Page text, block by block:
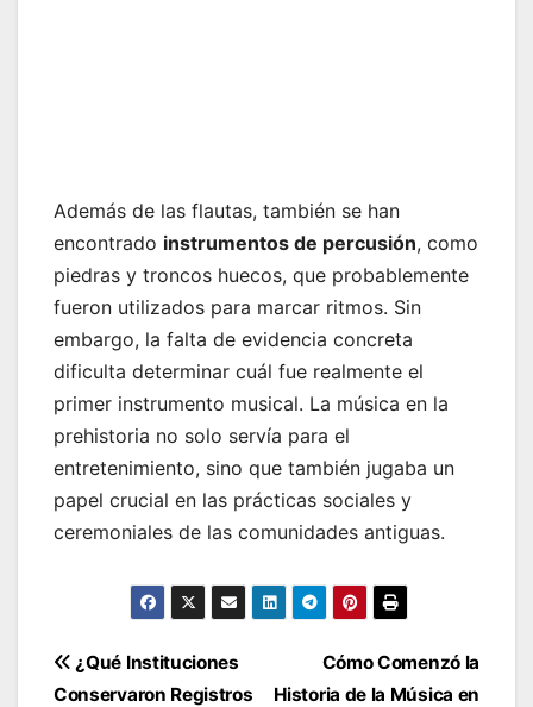
Además de las flautas, también se han
encontrado instrumentos de percusión, como
piedras y troncos huecos, que probablemente
fueron utilizados para marcar ritmos. Sin
embargo, la falta de evidencia concreta
dificulta determinar cuál fue realmente el
primer instrumento musical. La música en la
prehistoria no solo servía para el
entretenimiento, sino que también jugaba un
papel crucial en las prácticas sociales y
ceremoniales de las comunidades antiguas.
Navegación
Cómo Comenzó la
Historia de la Música en
¿Qué Instituciones
Conservaron Registros